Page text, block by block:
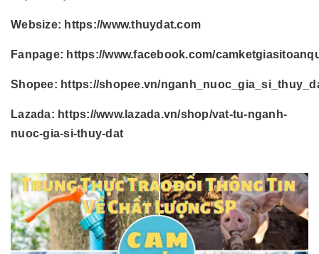
Websize: https://www.thuydat.com
Fanpage: https://www.facebook.com/
Shopee: https://shopee.vn/
Lazada: https://www.lazada.vn/shop/vat-tu-nganh-
nuoc-gia-si-thuy-dat